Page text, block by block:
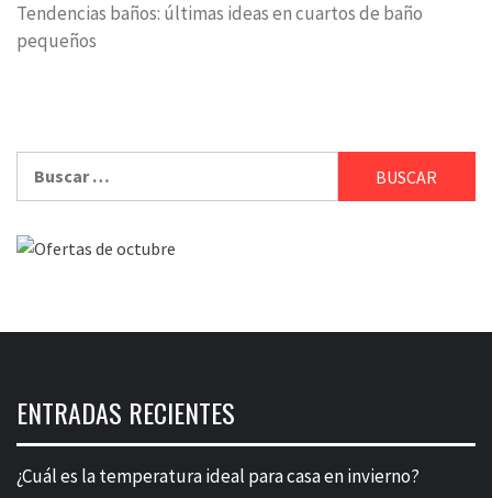
Tendencias baños: últimas ideas en cuartos de baño
pequeños
ENTRADAS RECIENTES
¿Cuál es la temperatura ideal para casa en invierno?